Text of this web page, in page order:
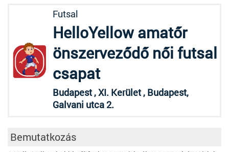
Futsal
HelloYellow amatőr
önszerveződő női futsal
csapat
Budapest , XI. Kerület , Budapest,
Galvani utca 2.
Bemutatkozás